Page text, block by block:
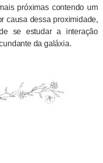
próximas contendo um
causa dessa proximidade,
se estudar a interação
da galáxia.